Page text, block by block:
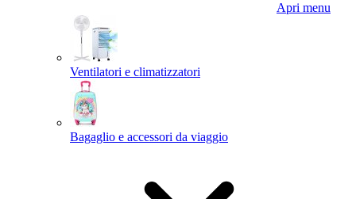
Apri menu
Ventilatori e climatizzatori
Bagaglio e accessori da viaggio